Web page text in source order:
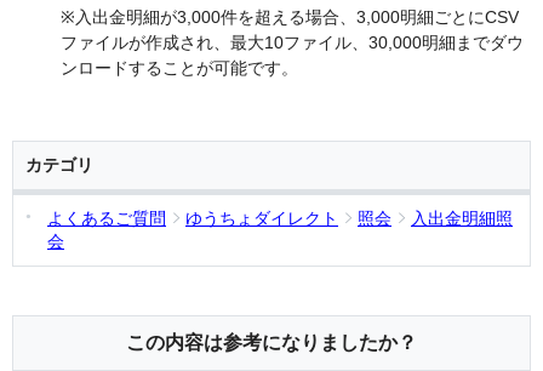
※入出金明細が3,000件を超える場合、3,000明細ごとにCSV
ファイルが作成され、最大10ファイル、30,000明細までダウ
ンロードすることが可能です。
カテゴリ
よくあるご質問 ゆうちょダイレクト 照会
入出金明細照
会
この内容は参考になりましたか？